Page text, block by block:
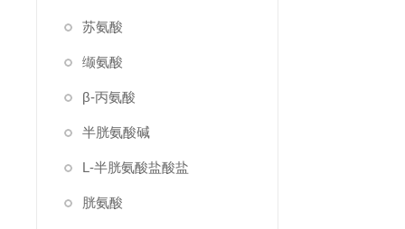
苏氨酸
缬氨酸
β-丙氨酸
半胱氨酸碱
L-半胱氨酸盐酸盐
胱氨酸